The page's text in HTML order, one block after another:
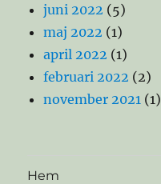
juni 2022 (5)
maj 2022 (1)
april 2022 (1)
februari 2022 (2)
november 2021 (1)
Hem